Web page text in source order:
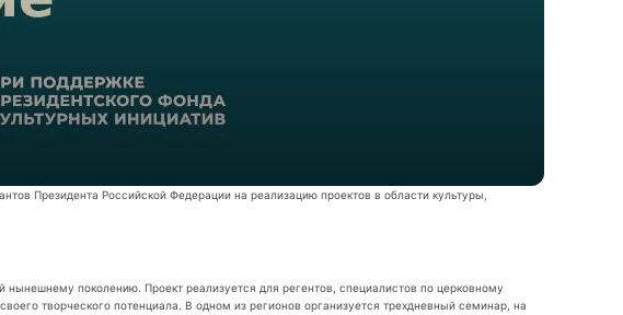
Президента Российской Федерации на реализацию проектов в области культуры,
поколению. Проект реализуется для регентов, специалистов по церковному
творческого потенциала. В одном из регионов организуется трехдневный семинар, на